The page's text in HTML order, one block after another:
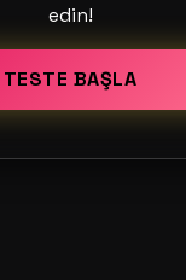
edin!
TESTE BAŞLA